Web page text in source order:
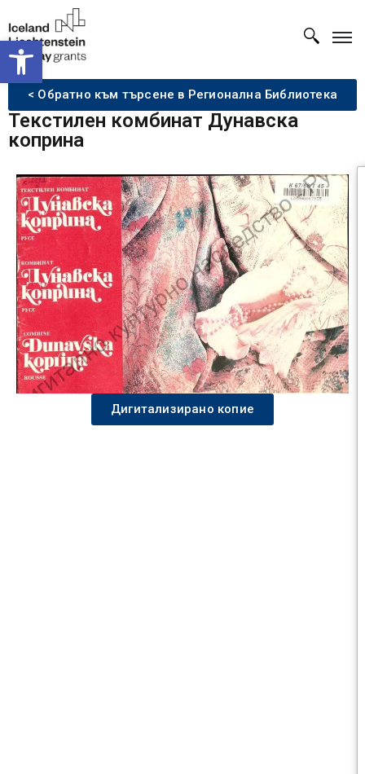
Open toolbar
< Обратно към търсене в Регионална Библиотека
Текстилен комбинат Дунавска
коприна
Дигитализирано копие